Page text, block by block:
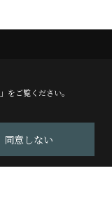
」をご覧ください。
同意しない